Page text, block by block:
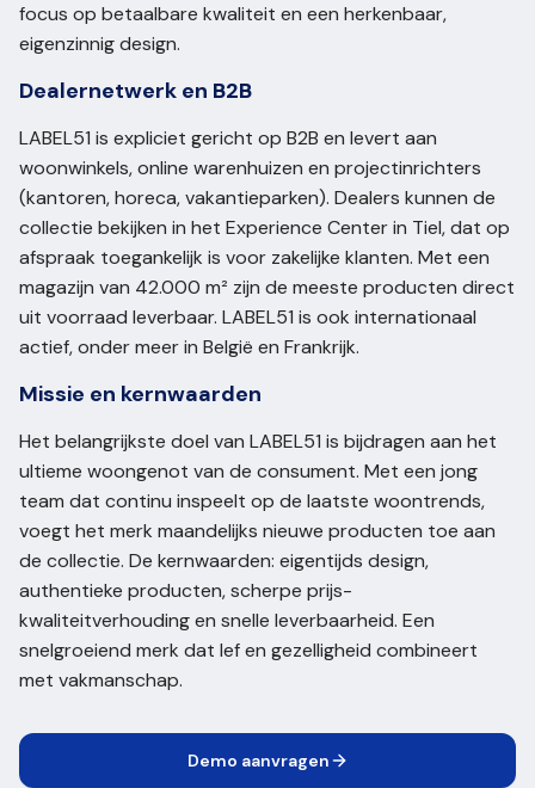
focus op betaalbare kwaliteit en een herkenbaar,
eigenzinnig design.
Dealernetwerk en B2B
LABEL51 is expliciet gericht op B2B en levert aan
woonwinkels, online warenhuizen en projectinrichters
(kantoren, horeca, vakantieparken). Dealers kunnen de
collectie bekijken in het Experience Center in Tiel, dat op
afspraak toegankelijk is voor zakelijke klanten. Met een
magazijn van 42.000 m² zijn de meeste producten direct
uit voorraad leverbaar. LABEL51 is ook internationaal
actief, onder meer in België en Frankrijk.
Missie en kernwaarden
Het belangrijkste doel van LABEL51 is bijdragen aan het
ultieme woongenot van de consument. Met een jong
team dat continu inspeelt op de laatste woontrends,
voegt het merk maandelijks nieuwe producten toe aan
de collectie. De kernwaarden: eigentijds design,
authentieke producten, scherpe prijs-
kwaliteitverhouding en snelle leverbaarheid. Een
snelgroeiend merk dat lef en gezelligheid combineert
met vakmanschap.
Demo aanvragen